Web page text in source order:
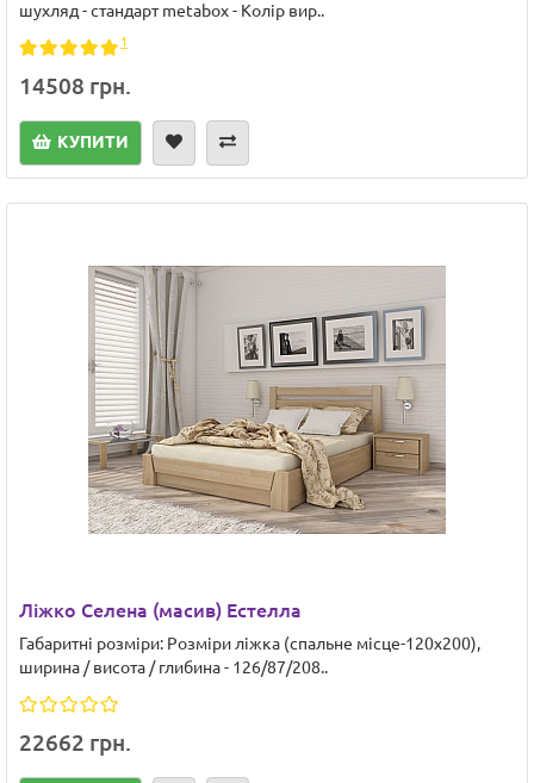
шухляд - стандарт metabox - Колір вир..
1
14508 грн.
КУПИТИ
Ліжко Селена (масив) Естелла
Габаритні розміри: Розміри ліжка (спальне місце-120х200),
ширина / висота / глибина - 126/87/208..
22662 грн.